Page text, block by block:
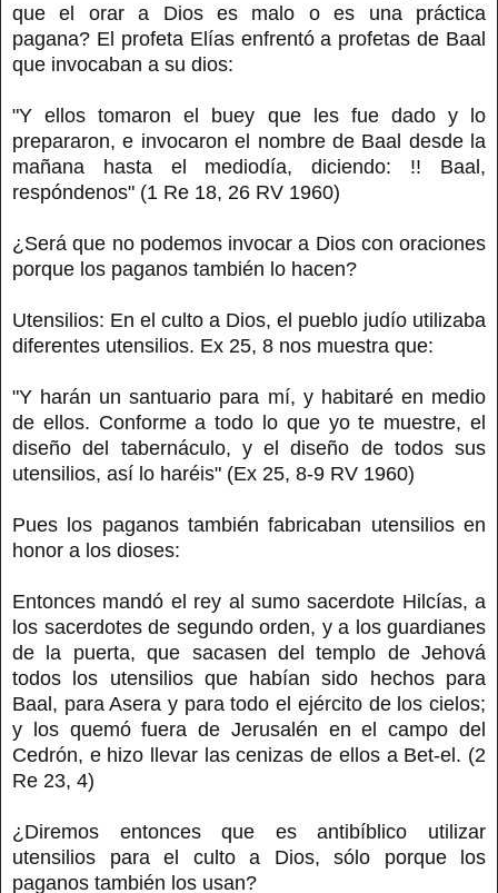
que el orar a Dios es malo o es una práctica
pagana? El profeta Elías enfrentó a profetas de Baal
que invocaban a su dios:
"Y ellos tomaron el buey que les fue dado y lo
prepararon, e invocaron el nombre de Baal desde la
mañana hasta el mediodía, diciendo: !! Baal,
respóndenos" (1 Re 18, 26 RV 1960)
¿Será que no podemos invocar a Dios con oraciones
porque los paganos también lo hacen?
Utensilios: En el culto a Dios, el pueblo judío utilizaba
diferentes utensilios. Ex 25, 8 nos muestra que:
"Y harán un santuario para mí, y habitaré en medio
de ellos. Conforme a todo lo que yo te muestre, el
diseño del tabernáculo, y el diseño de todos sus
utensilios, así lo haréis" (Ex 25, 8-9 RV 1960)
Pues los paganos también fabricaban utensilios en
honor a los dioses:
Entonces mandó el rey al sumo sacerdote Hilcías, a
los sacerdotes de segundo orden, y a los guardianes
de la puerta, que sacasen del templo de Jehová
todos los utensilios que habían sido hechos para
Baal, para Asera y para todo el ejército de los cielos;
y los quemó fuera de Jerusalén en el campo del
Cedrón, e hizo llevar las cenizas de ellos a Bet-el. (2
Re 23, 4)
¿Diremos entonces que es antibíblico utilizar
utensilios para el culto a Dios, sólo porque los
paganos también los usan?